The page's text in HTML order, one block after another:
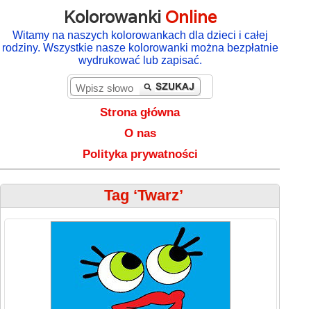
Kolorowanki Online
Witamy na naszych kolorowankach dla dzieci i całej
rodziny. Wszystkie nasze kolorowanki można bezpłatnie
wydrukować lub zapisać.
Strona główna
O nas
Polityka prywatności
Tag ‘Twarz’